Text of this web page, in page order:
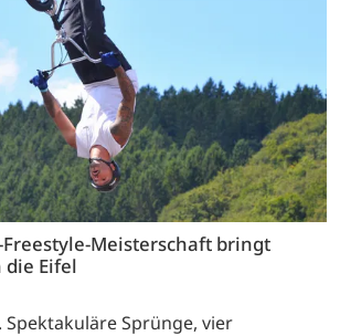
Freestyle-Meisterschaft bringt
die Eifel
Sprünge, vier